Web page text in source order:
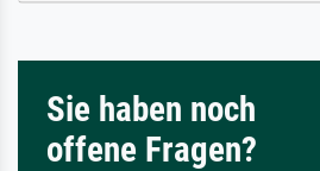
Sie haben noch
offene Fragen?